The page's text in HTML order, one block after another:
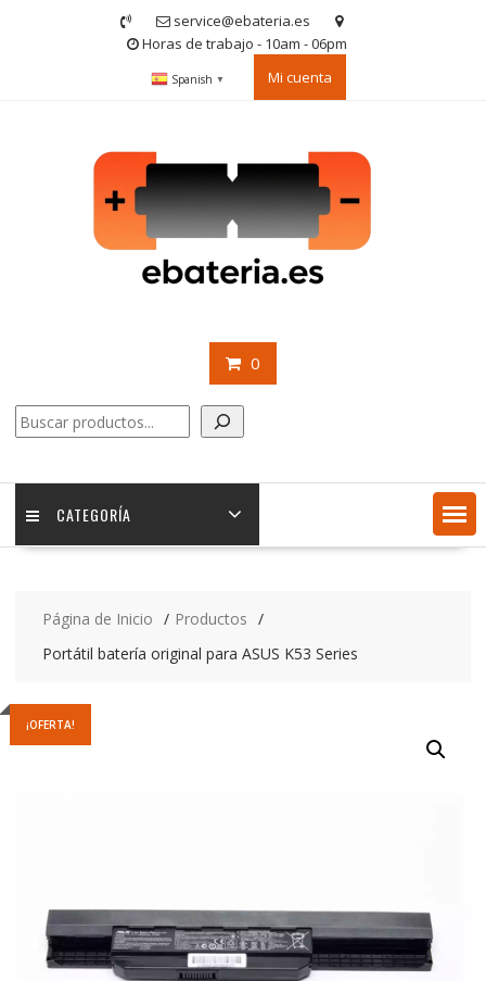
service@ebateria.es
Horas de trabajo - 10am - 06pm
Spanish ▼ Mi cuenta
0
Buscar
CATEGORÍA
Página de Inicio
Productos
Portátil batería original para ASUS K53 Series
¡OFERTA!